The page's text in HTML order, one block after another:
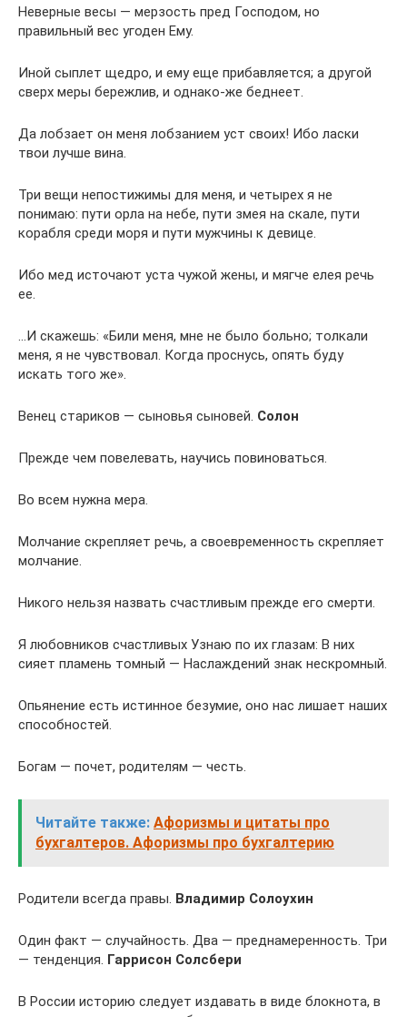
Неверные весы — мерзость пред Господом, но
правильный вес угоден Ему.
Иной сыплет щедро, и ему еще прибавляется; а другой
сверх меры бережлив, и однако-же беднеет.
Да лобзает он меня лобзанием уст своих! Ибо ласки
твои лучше вина.
Три вещи непостижимы для меня, и четырех я не
понимаю: пути орла на небе, пути змея на скале, пути
корабля среди моря и пути мужчины к девице.
Ибо мед источают уста чужой жены, и мягче елея речь
ее.
…И скажешь: «Били меня, мне не было больно; толкали
меня, я не чувствовал. Когда проснусь, опять буду
искать того же».
Венец стариков — сыновья сыновей. Солон
Прежде чем повелевать, научись повиноваться.
Во всем нужна мера.
Молчание скрепляет речь, а своевременность скрепляет
молчание.
Никого нельзя назвать счастливым прежде его смерти.
Я любовников счастливых Узнаю по их глазам: В них
сияет пламень томный — Наслаждений знак нескромный.
Опьянение есть истинное безумие, оно нас лишает наших
способностей.
Богам — почет, родителям — честь.
Читайте также: Афоризмы и цитаты про
бухгалтеров. Афоризмы про бухгалтерию
Родители всегда правы. Владимир Солоухин
Один факт — случайность. Два — преднамеренность. Три
— тенденция. Гаррисон Солсбери
В России историю следует издавать в виде блокнота, в